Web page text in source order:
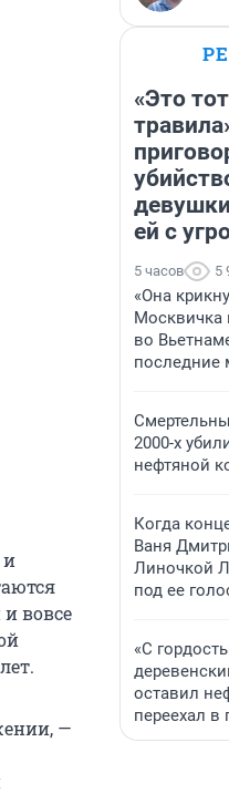
и
вовсе
—
«Это
ей с
5 часов 5
«Она
Москвичка
во
последние
2000-х
нефтяной
Когда
Ваня
Линочкой
под ее
«С
оставил
переехал в